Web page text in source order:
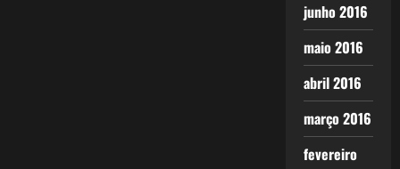
junho 2016
maio 2016
abril 2016
março 2016
fevereiro